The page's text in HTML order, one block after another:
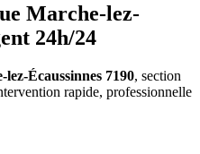
Marche-lez-
24h/24
Écaussinnes 7190, section
rapide, professionnelle